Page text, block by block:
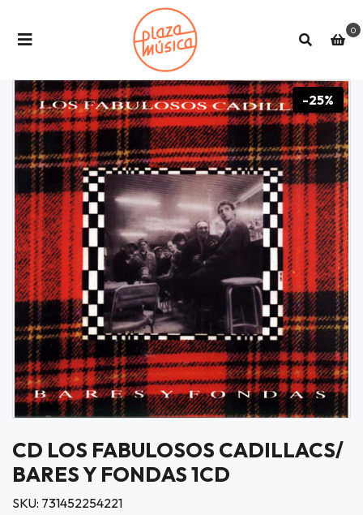
0
-25%
CD LOS FABULOSOS CADILLACS/
BARES Y FONDAS 1CD
SKU: 731452254221